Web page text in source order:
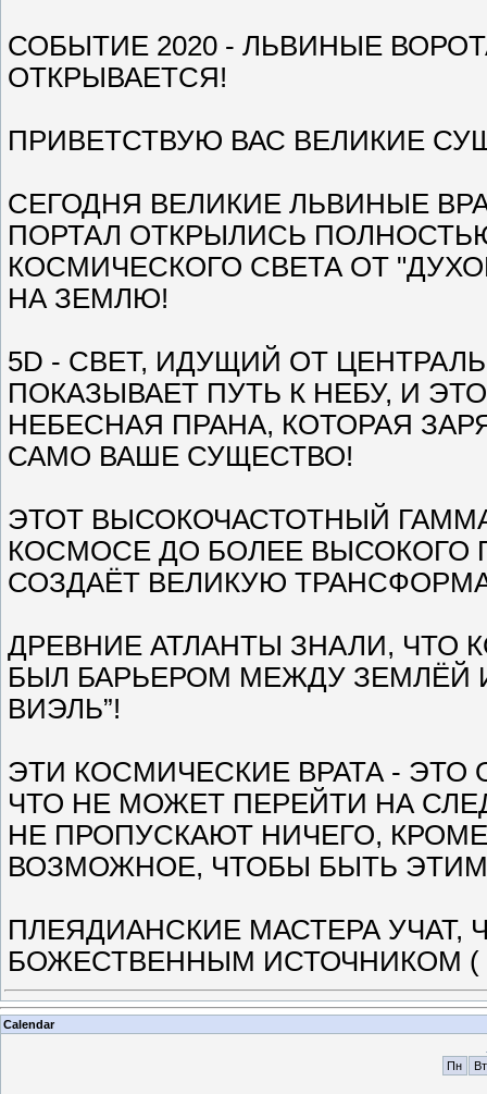
СОБЫТИЕ 2020 - ЛЬВИНЫЕ
ОТКРЫВАЕТСЯ!
ПРИВЕТСТВУЮ ВАС ВЕЛИКИЕ
СЕГОДНЯ ВЕЛИКИЕ ЛЬВИНЫЕ
ПОРТАЛ ОТКРЫЛИСЬ
КОСМИЧЕСКОГО СВЕТА ОТ
НА ЗЕМЛЮ!
5D - СВЕТ, ИДУЩИЙ ОТ
ПОКАЗЫВАЕТ ПУТЬ К НЕБУ, И
НЕБЕСНАЯ ПРАНА, КОТОРАЯ
САМО ВАШЕ СУЩЕСТВО!
ЭТОТ ВЫСОКОЧАСТОТНЫЙ
КОСМОСЕ ДО БОЛЕЕ ВЫСОКОГО
СОЗДАЁТ ВЕЛИКУЮ
ДРЕВНИЕ АТЛАНТЫ ЗНАЛИ, ЧТО
БЫЛ БАРЬЕРОМ МЕЖДУ ЗЕМЛЁЙ
ВИЭЛЬ”!
ЭТИ КОСМИЧЕСКИЕ ВРАТА -
ЧТО НЕ МОЖЕТ ПЕРЕЙТИ НА
НЕ ПРОПУСКАЮТ НИЧЕГО,
ВОЗМОЖНОЕ, ЧТОБЫ БЫТЬ
ПЛЕЯДИАНСКИЕ МАСТЕРА
БОЖЕСТВЕННЫМ ИСТОЧНИКОМ
Calendar
Пн
Вт